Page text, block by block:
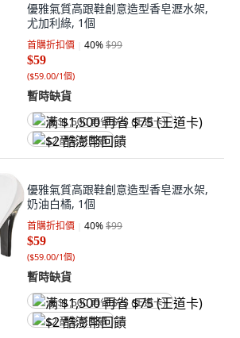
優雅氣質高跟鞋創意造型香皂瀝水架,
尤加利綠, 1個
首購折扣價 40%$99
$59
($59.00/1個)
暫時缺貨
满 $1,500 再省 $75 (王道卡)
$2 酷澎幣回饋
優雅氣質高跟鞋創意造型香皂瀝水架,
奶油白橘, 1個
首購折扣價 40%$99
$59
($59.00/1個)
暫時缺貨
满 $1,500 再省 $75 (王道卡)
$2 酷澎幣回饋